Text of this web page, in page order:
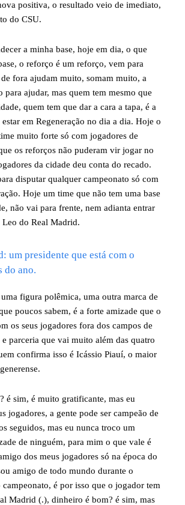
positiva, o resultado veio de imediato,
do CSU.
a minha base, hoje em dia, o que
o reforço é um reforço, vem para
fora ajudam muito, somam muito, a
para ajudar, mas quem tem mesmo que
quem tem que dar a cara a tapa, é a
em Regeneração no dia a dia. Hoje o
muito forte só com jogadores de
os reforços não puderam vir jogar no
da cidade deu conta do recado.
disputar qualquer campeonato só com
Hoje um time que não tem uma base
não vai para frente, nem adianta entrar
Leo do Real Madrid.
um presidente que está com o
do ano.
figura polêmica, uma outra marca de
poucos sabem, é a forte amizade que o
os seus jogadores fora dos campos de
parceria que vai muito além das quatro
confirma isso é Icássio Piauí, o maior
é sim, é muito gratificante, mas eu
jogadores, a gente pode ser campeão de
seguidos, mas eu nunca troco um
de ninguém, para mim o que vale é
dos meus jogadores só na época do
amigo de todo mundo durante o
é por isso que o jogador tem
Madrid (.), dinheiro é bom? é sim, mas